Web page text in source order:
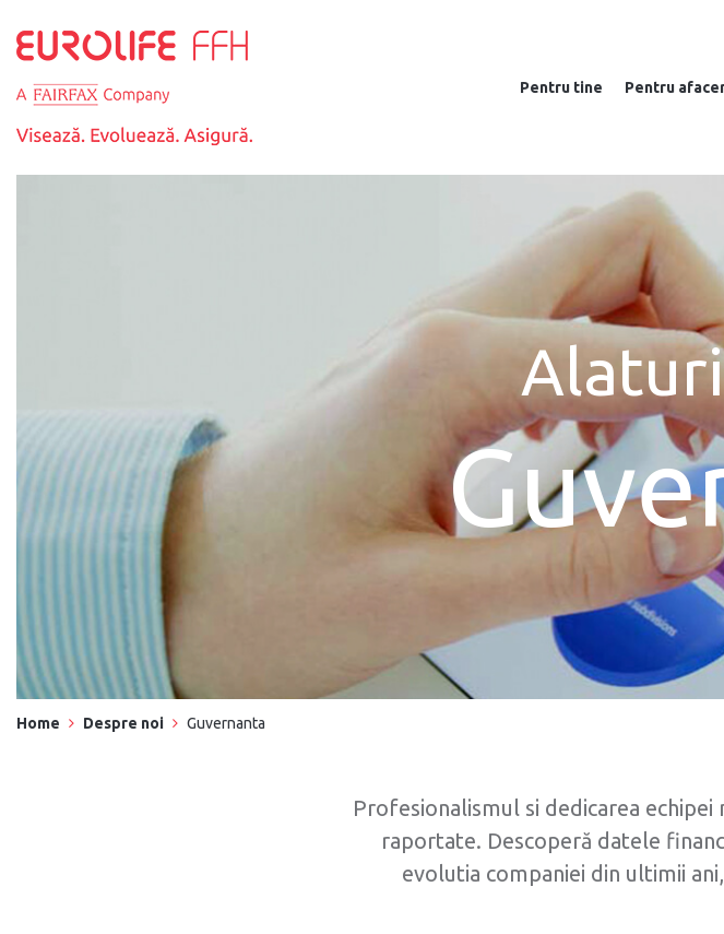
Pentru tine Pentru
Breadcrumb
Home Despre noi Guvernanta
Profesionalismul si dedicarea
raportate. Descoperă datele
evolutia companiei din ultimii